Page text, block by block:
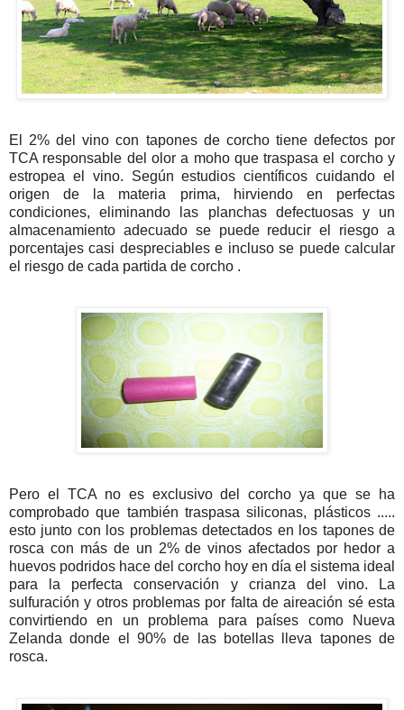
El 2% del vino con tapones de corcho tiene defectos por
TCA responsable del olor a moho que traspasa el corcho y
estropea el vino. Según estudios científicos cuidando el
origen de la materia prima, hirviendo en perfectas
condiciones, eliminando las planchas defectuosas y un
almacenamiento adecuado se puede reducir el riesgo a
porcentajes casi despreciables e incluso se puede calcular
el riesgo de cada partida de corcho .
Pero el TCAno es exclusivo del corcho ya que se ha
comprobado que también traspasasiliconas, plásticos .....
esto junto con los problemas detectados en los tapones de
rosca con más de un 2% de vinos afectados por hedor a
huevos podridos hace del corcho hoy en día el sistema ideal
para la perfecta conservación y crianza del vino. La
sulfuración y otros problemas por falta de aireación sé esta
convirtiendo en un problema para países como Nueva
Zelanda donde el 90% de las botellas lleva tapones de
rosca.